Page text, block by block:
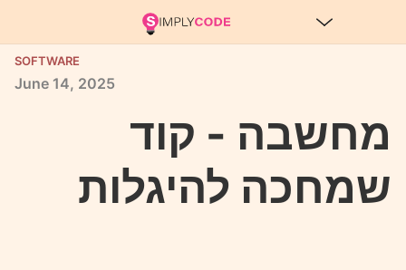
SOFTWARE
June 14, 2025
מחשבה - קוד
שמחכה להיגלות